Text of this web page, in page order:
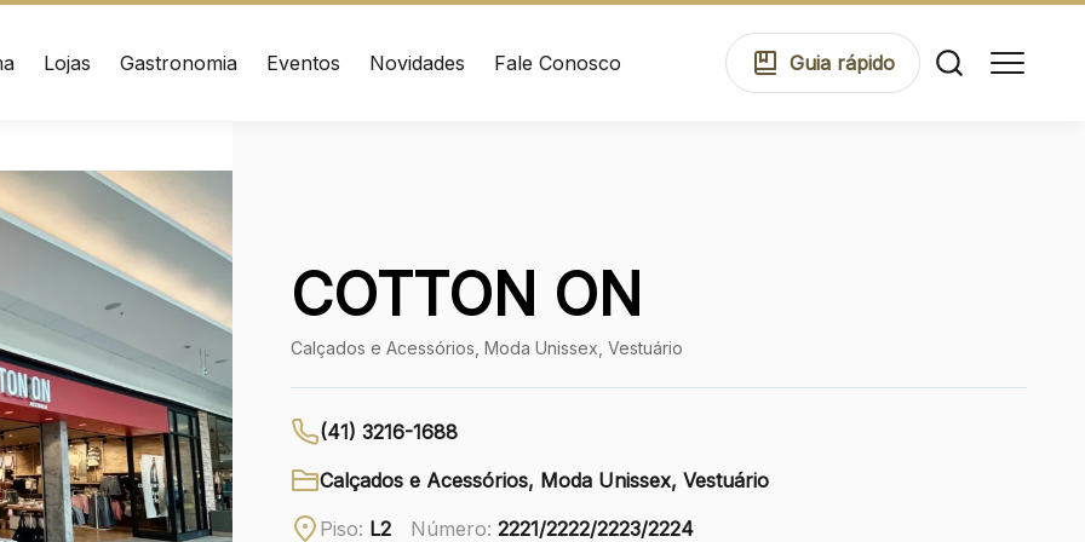
Lojas Gastronomia Eventos Novidades Fale Conosco Guia rápido
Adenauer, 370
– Curitiba/PR CEP:
Ver local
Uber
WhatsApp
COTTON ON
Calçados e Acessórios, Moda Unissex, Vestuário
(41) 3216-1688
Calçados e Acessórios, Moda Unissex, Vestuário
Piso: L2 Número: 2221/2222/2223/2224